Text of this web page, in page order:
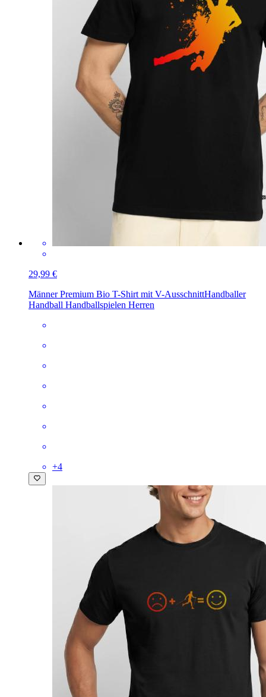
29,99 €
Männer Premium Bio T-Shirt mit V-AusschnittHandballer
Handball Handballspielen Herren
+4